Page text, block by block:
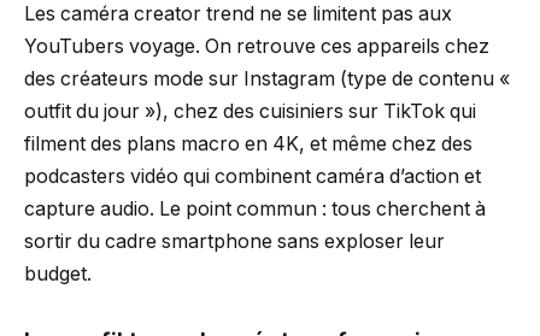
Les caméra creator trend ne se limitent pas aux
YouTubers voyage. On retrouve ces appareils chez
des créateurs mode sur Instagram (type de contenu «
outfit du jour »), chez des cuisiniers sur TikTok qui
filment des plans macro en 4K, et même chez des
podcasters vidéo qui combinent caméra d’action et
capture audio. Le point commun : tous cherchent à
sortir du cadre smartphone sans exploser leur
budget.